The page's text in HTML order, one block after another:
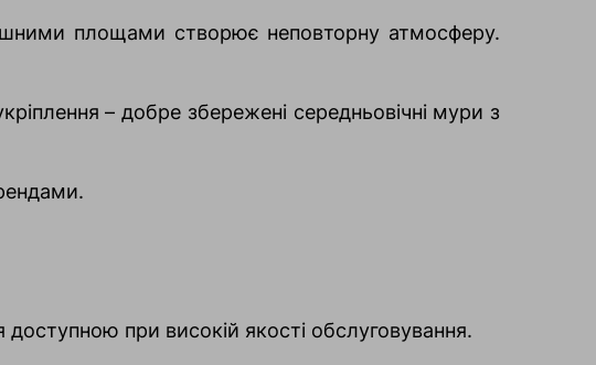
площами створює неповторну атмосферу.
– добре збережені середньовічні мури з
при високій якості обслуговування.